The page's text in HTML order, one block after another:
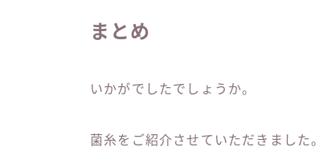
まとめ
いかがでしたでしょうか。
菌糸をご紹介させていただきました。